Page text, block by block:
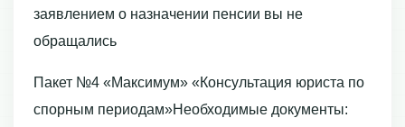
заявлением о назначении пенсии вы не
обращались
Пакет №4 «Максимум» «Консультация юриста по
спорным периодам»Необходимые документы: